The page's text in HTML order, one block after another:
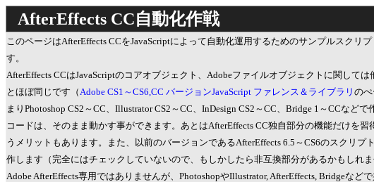
AfterEffects CC自動化作戦
このページはAfterEffects CCをJavaScriptによって自動化運用するためのサンプルスクリ
す。
AfterEffects CCはJavaScriptのコアオブジェクト、Adobeファイルオブジェクトに関しては
とほぼ同じです（Adobe CS1～CS6,CC バージョンJavaScript ファレンス＆ライブラリ の
まりPhotoshop CS2～CC、Illustrator CS2～CC、InDesign CS2～CC、Bridge 1～CCなど
コードは、そのまま動かす事ができます。あとはAfterEffects CC独自部分の機能だけを習
うメリットもあります。また、以前のバージョンであるAfterEffects 6.5～CS6のスクリプ
作します（完全にはチェックしていないので、もしかしたら非互換部分があるかもしれま
Adobe AfterEffects専用ではありませんが、PhotoshopやIllustrator, AfterEffects, Bridgeなど